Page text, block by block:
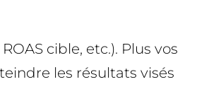
cible, etc.). Plus vos
les résultats visés